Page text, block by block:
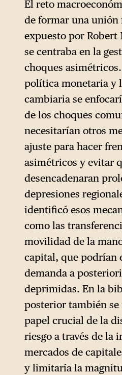
y Europa, Mario
recuerde a
profundas
en el consenso
se desarrolló en
Unidos a finales
setenta.
El reto
de formar una unión
expuesto por Robert
se centraba en la
choques
política monetaria y
cambiaria se
de los choques
necesitarían otros
ajuste para hacer
asimétricos y evitar
desencadenaran
depresiones
identificó esos
como las
movilidad de la
capital, que podrían
demanda a
deprimidas. En la
posterior también se
papel crucial de la
riesgo a través de la
mercados de
y limitaría la